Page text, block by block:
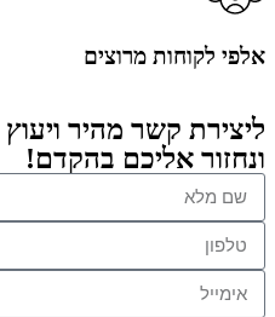
אלפי לקוחות מרוצים
ליצירת קשר מהיר
ונחזור אליכם בהקדם!